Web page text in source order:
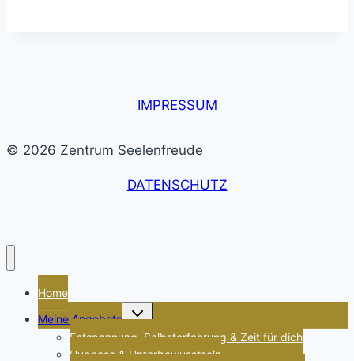
IMPRESSUM
© 2026 Zentrum Seelenfreude
DATENSCHUTZ
Home
Meine Angebote
Untermenü
umschalten
Entspannung, Selbsterfahrung & Zeit für dich
Hypnose & Unterbewusstsein